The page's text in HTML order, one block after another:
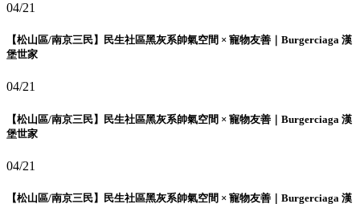
04/21
【松山區/南京三民】民生社區黑灰系帥氣空間 × 寵物友善｜Burgerciaga 漢
堡世家
04/21
【松山區/南京三民】民生社區黑灰系帥氣空間 × 寵物友善｜Burgerciaga 漢
堡世家
04/21
【松山區/南京三民】民生社區黑灰系帥氣空間 × 寵物友善｜Burgerciaga 漢